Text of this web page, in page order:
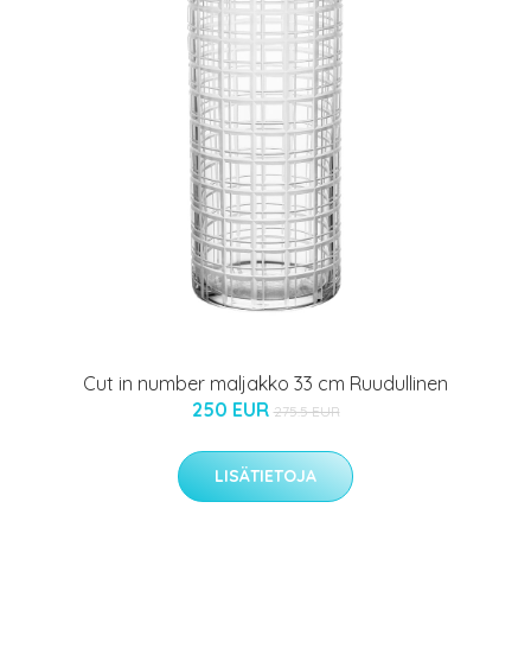
Cut in number maljakko 33 cm Ruudullinen
250 EUR 275.5 EUR
LISÄTIETOJA